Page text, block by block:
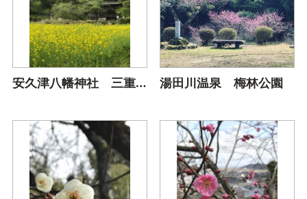
安久津八幡神社 三重塔 湯田川温泉 梅林公園